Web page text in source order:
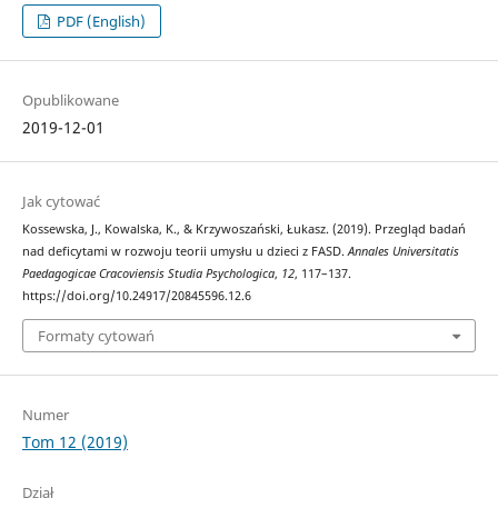
PDF (English)
Opublikowane
2019-12-01
Jak cytować
Kossewska, J., Kowalska, K., & Krzywoszański, Łukasz. (2019). Przegląd badań
nad deficytami w rozwoju teorii umysłu u dzieci z FASD.Annales Universitatis
Paedagogicae Cracoviensis Studia Psychologica, 12, 117–137.
https://doi.org/10.24917/20845596.12.6
Formaty cytowań
Numer
Tom 12 (2019)
Dział